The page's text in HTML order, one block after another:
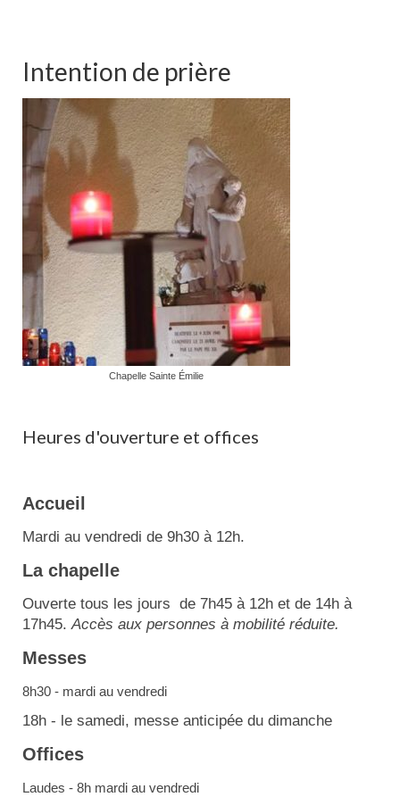
Intention de prière
Chapelle Sainte Émilie
Heures d'ouverture et offices
Accueil
Mardi au vendredi de 9h30 à 12h.
La chapelle
Ouverte tous les jours de 7h45 à 12h et de 14h à
17h45.Accès aux personnes à mobilité réduite.
Messes
8h30 - mardi au vendredi
18h - le samedi, messe anticipée du dimanche
Offices
Laudes - 8h mardi au vendredi